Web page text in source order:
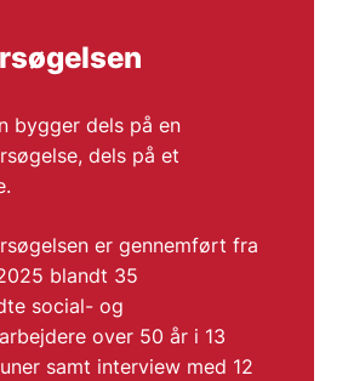
bygger dels på en
dels på et
er gennemført fra
blandt 35
social- og
over 50 år i 13
samt interview med 12